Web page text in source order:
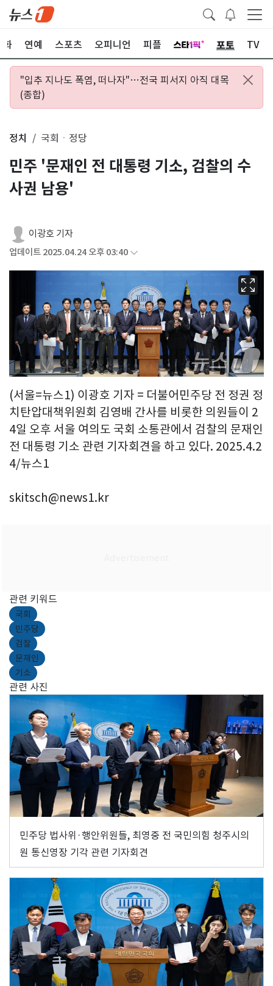
화 연예 스포츠 오피니언 피플 포토 TV
"입추 지나도 폭염, 떠나자"…전국 피서지 아직 대목
(종합)
정치 국회ㆍ정당
민주 '문재인 전 대통령 기소, 검찰의 수
사권 남용'
이광호 기자
업데이트 2025.04.24 오후 03:40
(서울=뉴스1) 이광호 기자 = 더불어민주당 전 정권 정
치탄압대책위원회 김영배 간사를 비롯한 의원들이 2
4일 오후 서울 여의도 국회 소통관에서 검찰의 문재인
전 대통령 기소 관련 기자회견을 하고 있다. 2025.4.2
4/뉴스1
skitsch@news1.kr
관련 키워드
국회
민주당
검찰
문재인
기소
관련 사진
민주당 법사위·행안위원들, 최영중 전 국민의힘 청주시의
원 통신영장 기각 관련 기자회견